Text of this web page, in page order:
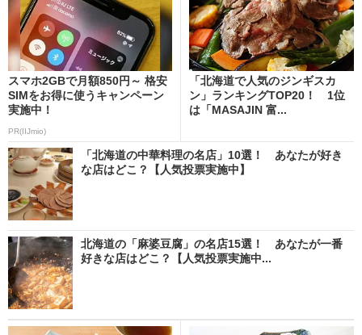
スマホ2GBで月額850円～ 格安
SIMをお得に使うキャンペーン
実施中！
PR(IIJmio)
「北海道で人気のジンギスカ
ン」ランキングTOP20！ 1位
は「MASAJIN 富...
「北海道の中華料理の名店」10選！ あなたが好き
な店はどこ？【人気投票実施中】
北海道の「麻婆豆腐」の名店15選！ あなたが一番
好きな店はどこ？【人気投票実施中...